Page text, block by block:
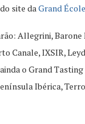
site daGrand École
Allegrini,
Canale, IXSIR,
o Grand
Ibérica,